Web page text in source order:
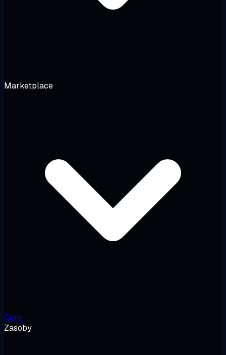
Marketplace
Ceny
Zasoby